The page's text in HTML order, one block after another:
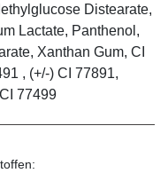
Distearate,
Lactate, Panthenol,
Xanthan Gum, CI
, (+/-) CI 77891,
77499